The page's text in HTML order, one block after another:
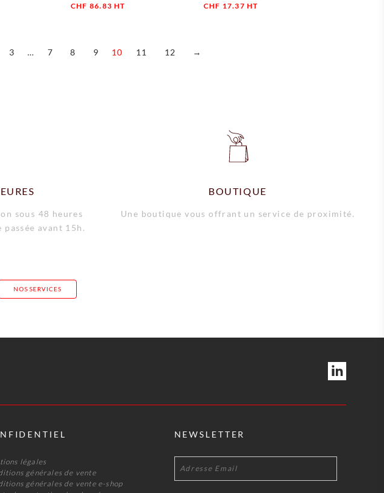
CHF 86.83 HT CHF 17.37 HT
3 … 7 8 9 10 11 12 →
sous 48 heures
avant 15h.
BOUTIQUE
Une boutique vous offrant un service de proximité.
NOS SERVICES
légales
générales de vente
générales de vente e-shop
NEWSLETTER